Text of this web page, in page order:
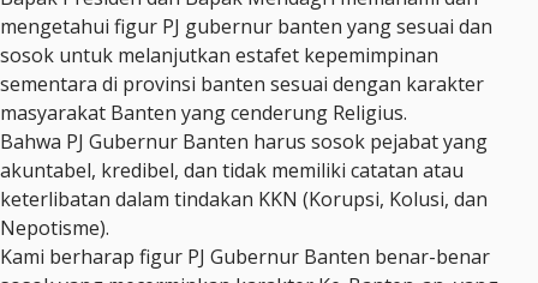
mengetahui figur PJ gubernur banten yang sesuai dan
sosok untuk melanjutkan estafet kepemimpinan
sementara di provinsi banten sesuai dengan karakter
masyarakat Banten yang cenderung Religius.
Bahwa PJ Gubernur Banten harus sosok pejabat yang
akuntabel, kredibel, dan tidak memiliki catatan atau
keterlibatan dalam tindakan KKN (Korupsi, Kolusi, dan
Nepotisme).
Kami berharap figur PJ Gubernur Banten benar-benar